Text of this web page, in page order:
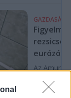
GAZDASÁG
Az Amundi